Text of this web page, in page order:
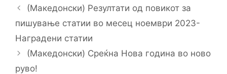
Post(Македонски) Резултати од повикот за
пишување статии во месец ноември 2023-
Наградени статии
(Македонски) Среќна Нова година во ново
руво!